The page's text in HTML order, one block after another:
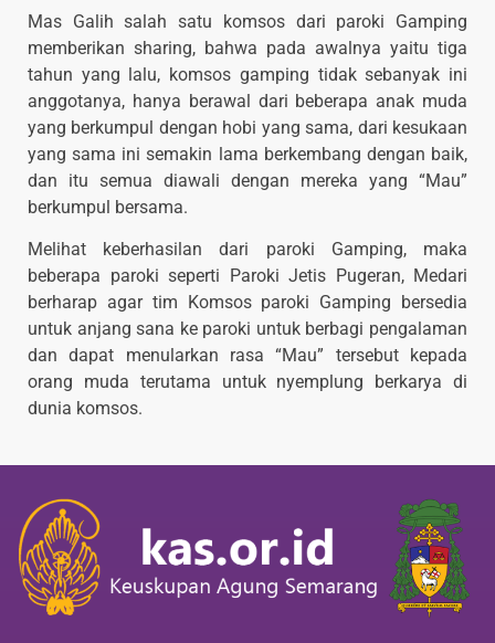
Mas Galih salah satu komsos dari paroki Gamping
memberikan sharing, bahwa pada awalnya yaitu tiga
tahun yang lalu, komsos gamping tidak sebanyak ini
anggotanya, hanya berawal dari beberapa anak muda
yang berkumpul dengan hobi yang sama, dari kesukaan
yang sama ini semakin lama berkembang dengan baik,
dan itu semua diawali dengan mereka yang “Mau”
berkumpul bersama.
Melihat keberhasilan dari paroki Gamping, maka
beberapa paroki seperti Paroki Jetis Pugeran, Medari
berharap agar tim Komsos paroki Gamping bersedia
untuk anjang sana ke paroki untuk berbagi pengalaman
dan dapat menularkan rasa “Mau” tersebut kepada
orang muda terutama untuk nyemplung berkarya di
dunia komsos.